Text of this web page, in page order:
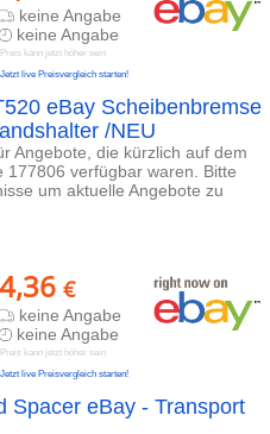
keine Angabe
keine Angabe
Preis kann jetzt höher sein
Jetzt live Preisvergleich starten!
eBay Scheibenbremse
/NEU
Angebote, die kürzlich auf dem
verfügbar waren. Bitte
um aktuelle Angebote zu
4,36 €
keine Angabe
keine Angabe
Preis kann jetzt höher sein
Jetzt live Preisvergleich starten!
Spacer eBay - Transport